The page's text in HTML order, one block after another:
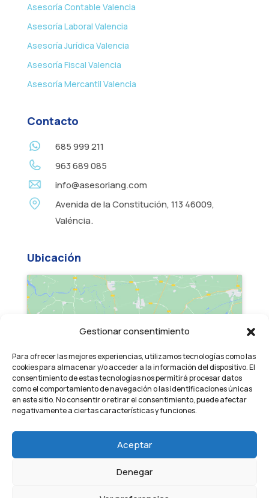
Gestionar consentimiento
Para ofrecer las mejores experiencias, utilizamos tecnologías como las
cookies para almacenar y/o acceder a la información del dispositivo. El
consentimiento de estas tecnologías nos permitirá procesar datos
como el comportamiento de navegación o las identificaciones únicas
en este sitio. No consentir o retirar el consentimiento, puede afectar
negativamente a ciertas características y funciones.
Aceptar
Denegar
Asesoría Contable Valencia
Asesoría Laboral Valencia
Asesoría Jurídica Valencia
Asesoría Fiscal Valencia
Asesoría Mercantil Valencia
Contacto
685 999 211
963 689 085
info@asesoriang.com
Avenida de la Constitución, 113 46009,
Valéncia.
Ubicación
marketing y permitir este contenido